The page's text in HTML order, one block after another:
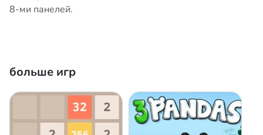
8-ми панелей.
больше игр